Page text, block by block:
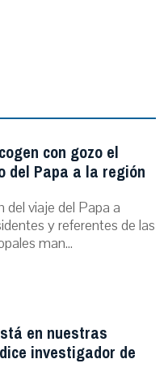
con gozo el
del Papa a la región
del viaje del Papa a
y referentes de las
man...
en nuestras
investigador de